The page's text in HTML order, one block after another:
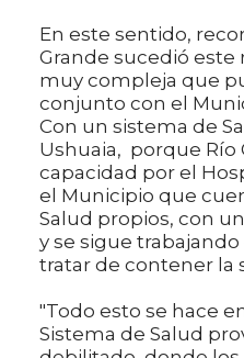
En este sentido,
Grande sucedió este
muy compleja que
conjunto con el
Con un sistema de
Ushuaia, porque Río
capacidad por el
el Municipio que
Salud propios, con
y se sigue
tratar de contener la
"Todo esto se hace
Sistema de Salud